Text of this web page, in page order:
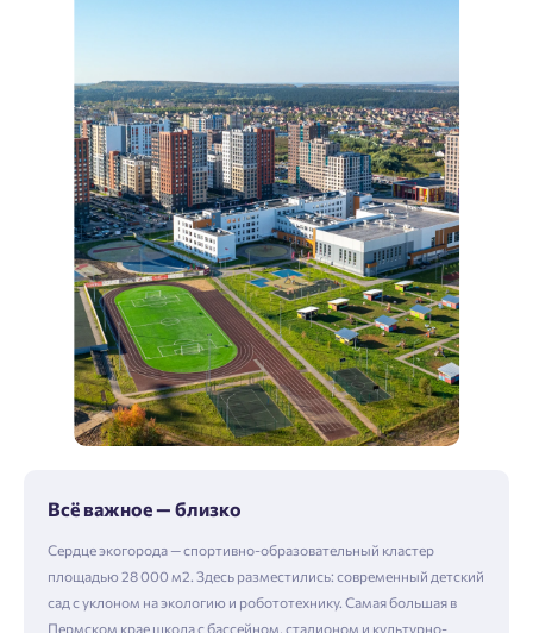
Всё важное — близко
Сердце экогорода — спортивно-образовательный кластер
площадью 28 000 м2. Здесь разместились: современный детский
сад с уклоном на экологию и робототехнику. Самая большая в
Пермском крае школа с бассейном, стадионом и культурно-